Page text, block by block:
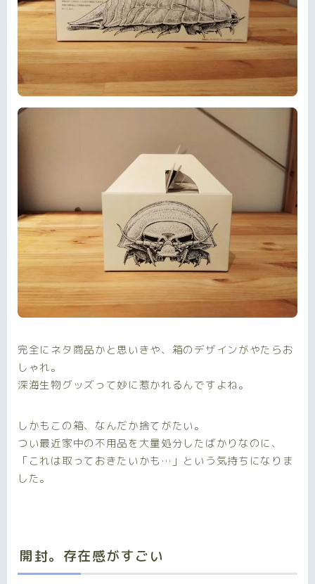
完全にネタ商品かと思いきや、箱のデザインがやたらお
しゃれ。
深海生物グッズって妙に惹かれるんですよね。
しかもこの箱、なんだか捨てがたい。
つい最近家中の不用品を大量処分したばかりなのに、
「これは取っておきたいかも…」という気持ちになりま
した。
開封。存在感がすごい